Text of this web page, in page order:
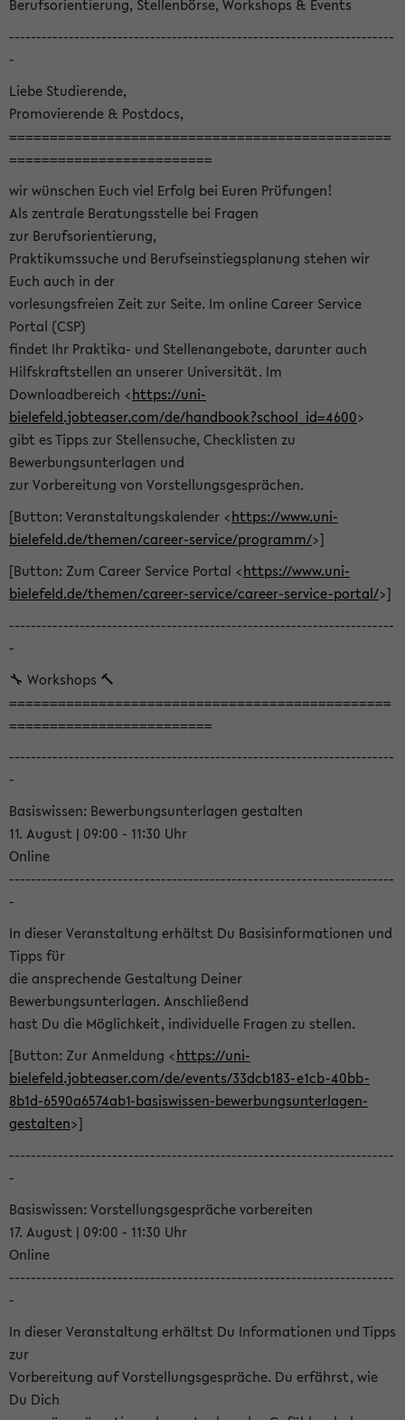
Berufsorientierung, Stellenbörse, Workshops & Events
-----------------------------------------------------------------------
-
Liebe Studierende,
Promovierende & Postdocs,
===============================================
=========================
wir wünschen Euch viel Erfolg bei Euren Prüfungen!
Als zentrale Beratungsstelle bei Fragen
zur Berufsorientierung,
Praktikumssuche und Berufseinstiegsplanung stehen wir
Euch auch in der
vorlesungsfreien Zeit zur Seite. Im online Career Service
Portal (CSP)
findet Ihr Praktika- und Stellenangebote, darunter auch
Hilfskraftstellen an unserer Universität. Im
Downloadbereich <https://uni-
bielefeld.jobteaser.com/de/handbook?school_id=4600>
gibt es Tipps zur Stellensuche, Checklisten zu
Bewerbungsunterlagen und
zur Vorbereitung von Vorstellungsgesprächen.
[Button: Veranstaltungskalender <https://www.uni-
bielefeld.de/themen/career-service/programm/>]
[Button: Zum Career Service Portal <https://www.uni-
bielefeld.de/themen/career-service/career-service-portal/>]
-----------------------------------------------------------------------
-
🔧 Workshops 🔨
===============================================
=========================
-----------------------------------------------------------------------
-
Basiswissen: Bewerbungsunterlagen gestalten
11. August | 09:00 - 11:30 Uhr
Online
-----------------------------------------------------------------------
-
In dieser Veranstaltung erhältst Du Basisinformationen und
Tipps für
die ansprechende Gestaltung Deiner
Bewerbungsunterlagen. Anschließend
hast Du die Möglichkeit, individuelle Fragen zu stellen.
[Button: Zur Anmeldung <https://uni-
bielefeld.jobteaser.com/de/events/33dcb183-e1cb-40bb-
8b1d-6590a6574ab1-basiswissen-bewerbungsunterlagen-
gestalten>]
-----------------------------------------------------------------------
-
Basiswissen: Vorstellungsgespräche vorbereiten
17. August | 09:00 - 11:30 Uhr
Online
-----------------------------------------------------------------------
-
In dieser Veranstaltung erhältst Du Informationen und Tipps
zur
Vorbereitung auf Vorstellungsgespräche. Du erfährst, wie
Du Dich